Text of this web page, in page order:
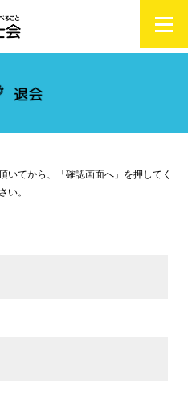
いてから、「確認画面へ」を押してく
い。